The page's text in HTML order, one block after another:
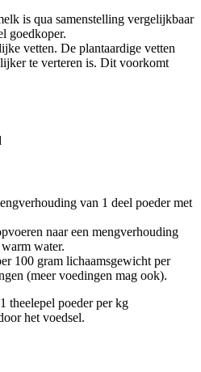
is qua samenstelling vergelijkbaar
goedkoper.
vetten. De plantaardige vetten
te verteren is. Dit voorkomt
van 1 deel poeder met
naar een mengverhouding
water.
100 gram lichaamsgewicht per
(meer voedingen mag ook).
theelepel poeder per kg
het voedsel.